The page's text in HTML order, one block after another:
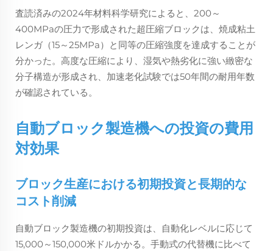
査読済みの2024年材料科学研究によると、200～
400MPaの圧力で形成された超圧縮ブロックは、焼成粘土
レンガ（15～25MPa）と同等の圧縮強度を達成することが
分かった。高度な圧縮により、湿気や熱劣化に強い緻密な
分子構造が形成され、加速老化試験では50年間の耐用年数
が確認されている。
自動ブロック製造機への投資の費用
対効果
ブロック生産における初期投資と長期的な
コスト削減
自動ブロック製造機の初期投資は、自動化レベルに応じて
15,000～150,000米ドルかかる。手動式の代替機に比べて